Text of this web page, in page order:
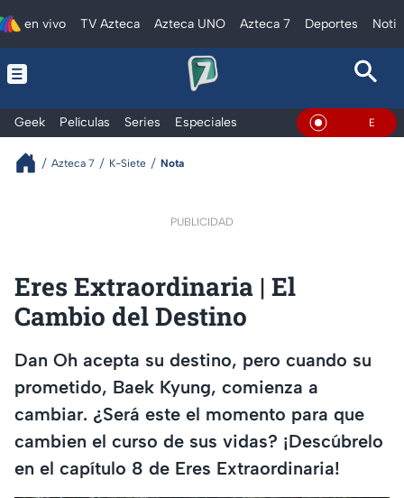
en vivo TV Azteca Azteca UNO Azteca 7 Deportes
Geek Películas Series Especiales En Vivo
Azteca 7 K-Siete Nota
PUBLICIDAD
Eres Extraordinaria | El
Cambio del Destino
Dan Oh acepta su destino, pero cuando su
prometido, Baek Kyung, comienza a
cambiar. ¿Será este el momento para que
cambien el curso de sus vidas? ¡Descúbrelo
en el capítulo 8 de Eres Extraordinaria!